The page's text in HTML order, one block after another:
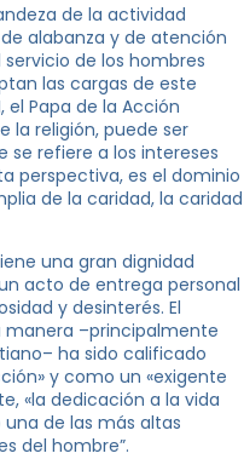
de la actividad
alabanza y de atención
de los hombres
las cargas de este
el Papa de la Acción
la religión, puede ser
se refiere a los intereses
perspectiva, es el dominio
de la caridad, la caridad
una gran dignidad
acto de entrega personal
y desinterés. El
–principalmente
ha sido calificado
y como un «exigente
«la dedicación a la vida
de las más altas
del hombre”.